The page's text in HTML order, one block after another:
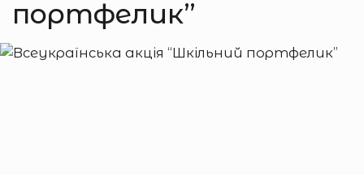
портфелик”